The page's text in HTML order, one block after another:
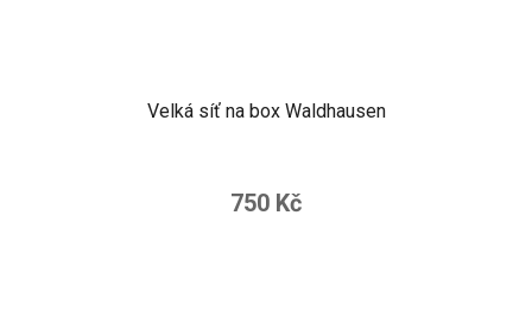
Velká síť na box Waldhausen
750 Kč